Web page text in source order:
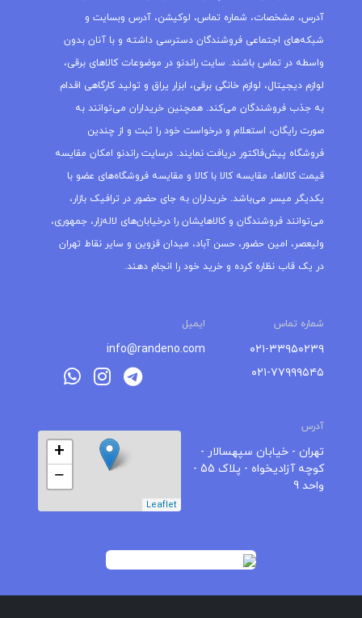
آدرس، مشخصات، شماره تماس، لوکیشن، آدرس وبسایت و
شبکه‌های اجتماعی فروشندگان دسترسی داشته و با آنان بدون
واسطه در تماس باشند. سایت راندنو در موضوعات کالاهای برقی،
لوازم دیجیتال، لوازم خانگی برقی، ابزار یراق و تولید کارگاهی اقدام
به جذب فروشندگان می‌کند. همچنین خریداران می‌توانند به
صورت رایگان، استعلام و درخواست خود را ثبت و از چندین
فروشگاه پیش‌فاکتور دریافت نمایند. درسایت راندنو امکان مقایسه
قیمت کالاها، مقایسه کالا با کالا و مقایسه فروشگاه‌های عضو با
یکدیگر میسر می‌باشد. خریداران به جای حضور در ترافیک بازار،
می‌توانند فروشندگان و کالاهایشان را درخیابان‌های لاله‌زار، جمهوری،
ولیعصر، امین حضور، حسن آباد، میدان قزوین و سایر نقاط تهران
در یک قاب نظاره کرده و خرید خود را انجام دهند.
شماره تماس ایمیل
۰۲۱-۳۳۹۵۰۲۳۹
۰۲۱-۷۷۹۹۹۵۴۵
info@randeno.com
آدرس
تهران - خیابان سپهسالار -
کوچه آزادیخواه - پلاک 55 -
واحد 9
+
−
Leaflet